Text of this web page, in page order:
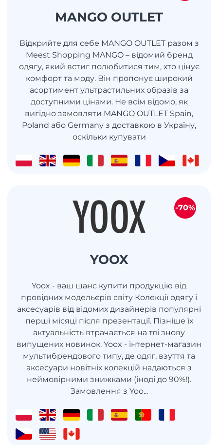
MANGO OUTLET
Відкрийте для себе MANGO OUTLET разом з
Meest Shopping MANGO – відомий бренд
одягу, який встиг полюбитися тим, хто цінує
комфорт та моду. Він пропонує широкий
асортимент ультрастильних образів за
доступними цінами. Не всім відомо, як
вигідно замовляти MANGO OUTLET Spain,
Poland або Germany з доставкою в Україну,
оскільки купувати
YOOX
Yoox - ваш шанс купити продукцію від
провідних модельєрів світу Колекції одягу і
аксесуарів від відомих дизайнерів популярні
перші місяці після презентації. Пізніше їх
актуальність втрачається на тлі знову
випущених новинок. Yoox - інтернет-магазин
мультибрендового типу, де одяг, взуття та
аксесуари новітніх колекцій надаються з
неймовірними знижками (іноді до 90%!).
Замовлення з Yoo...
-70%